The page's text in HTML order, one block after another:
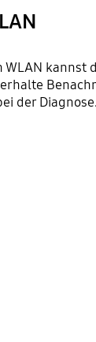
kannst
der Diagnose.